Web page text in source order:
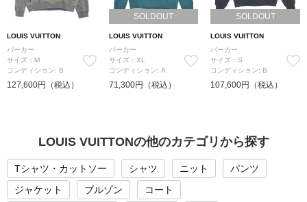
LOUIS VUITTON
パーカー
サイズ：M
コンディション: B
127,600円（税込）
SOLDOUT
LOUIS VUITTON
パーカー
サイズ：XL
コンディション: A
71,300円（税込）
SOLDOUT
LOUIS VUITTON
パーカー
サイズ：S
コンディション: B
107,600円（税込）
LOUIS VUITTONの他のカテゴリから探す
Tシャツ・カットソー シャツ ニット
パンツ
ジャケット
ブルゾン
コート